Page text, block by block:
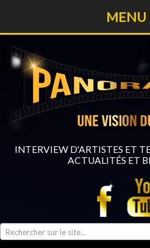
INTERVIEW D'ARTISTES ET
ACTUALITÉS ET
Rechercher sur le site...
MENU